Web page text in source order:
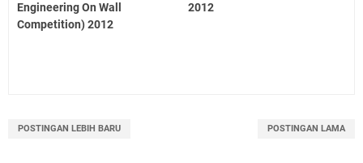
Engineering On Wall
Competition) 2012
2012
POSTINGAN LEBIH BARU POSTINGAN LAMA